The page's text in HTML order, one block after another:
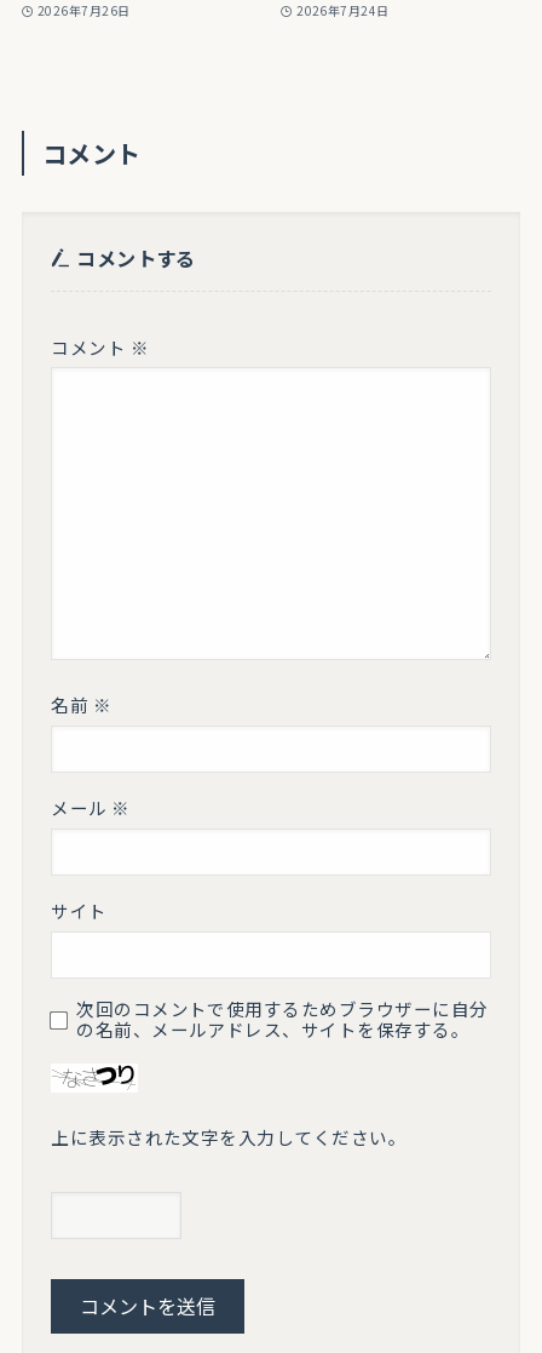
2026年7月26日 2026年7月24日
コメント
コメントする
コメント ※
名前 ※
メール ※
サイト
次回のコメントで使用するためブラウザーに自分
の名前、メールアドレス、サイトを保存する。
上に表示された文字を入力してください。